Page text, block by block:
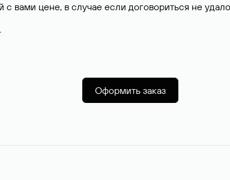
с вами цене, в случае если договориться не
Оформить заказ